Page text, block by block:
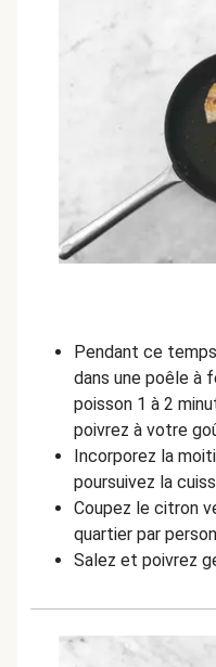
Pendant ce
dans une poêle à
poisson 1 à 2
poivrez à votre
Incorporez la
poursuivez la
Coupez le citron
quartier par
Salez et poivrez